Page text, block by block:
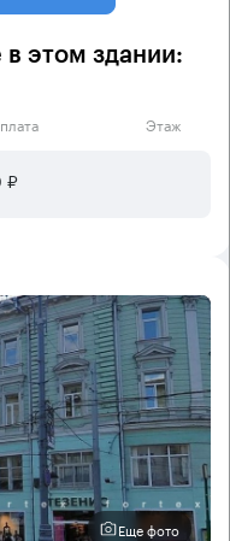
этом здании:
Этаж
₽
Еще фото